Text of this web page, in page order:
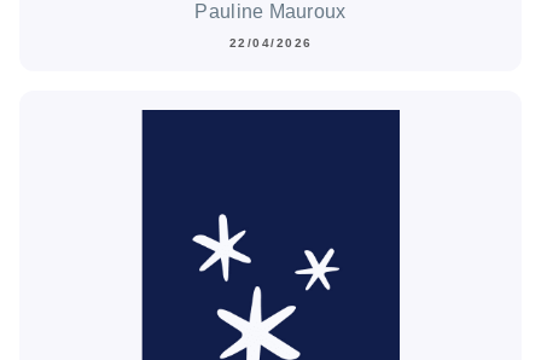
Pauline Mauroux
22/04/2026